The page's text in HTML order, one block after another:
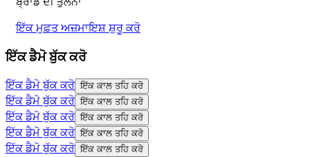
ਇੱਕ ਮੁਫ਼ਤ ਅਜ਼ਮਾਇਸ਼ ਸ਼ੁਰੂ ਕਰੋ
ਇੱਕ ਡੈਮੋ ਬੁੱਕ ਕਰੋ
ਇੱਕ ਡੈਮੋ ਬੁੱਕ ਕਰੋ ਇੱਕ ਕਾਲ ਤਹਿ ਕਰੋ
ਇੱਕ ਡੈਮੋ ਬੁੱਕ ਕਰੋ ਇੱਕ ਕਾਲ ਤਹਿ ਕਰੋ
ਇੱਕ ਡੈਮੋ ਬੁੱਕ ਕਰੋ ਇੱਕ ਕਾਲ ਤਹਿ ਕਰੋ
ਇੱਕ ਡੈਮੋ ਬੁੱਕ ਕਰੋ ਇੱਕ ਕਾਲ ਤਹਿ ਕਰੋ
ਇੱਕ ਡੈਮੋ ਬੁੱਕ ਕਰੋ ਇੱਕ ਕਾਲ ਤਹਿ ਕਰੋ